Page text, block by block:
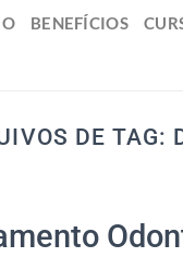
BENEFÍCIOS
DE TAG: